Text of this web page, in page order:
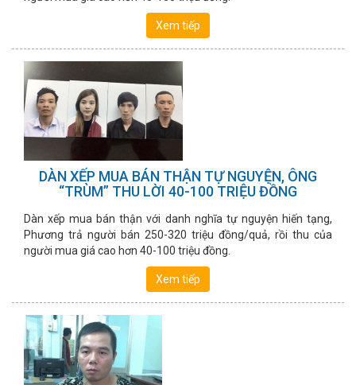
Xem tiếp
DÀN XẾP MUA BÁN THẬN TỰ NGUYỆN, ÔNG
“TRÙM” THU LỜI 40-100 TRIỆU ĐỒNG
Dàn xếp mua bán thận với danh nghĩa tự nguyện hiến tạng,
Phương trả người bán 250-320 triệu đồng/quả, rồi thu của
người mua giá cao hơn 40-100 triệu đồng.
Xem tiếp